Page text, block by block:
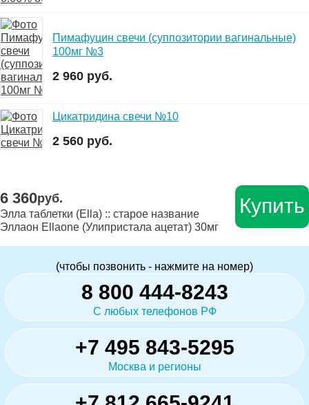
Пимафуцин свечи (суппозитории вагинальные)
100мг №3
2 960 руб.
Цикатридина свечи №10
2 560 руб.
6 360руб.
Элла таблетки (Ella) :: старое название
Эллаон Ellaone (Улипристала ацетат) 30мг
Купить
(чтобы позвонить - нажмите на номер)
8 800 444-8243
С любых телефонов РФ
+7 495 843-5295
Москва и регионы